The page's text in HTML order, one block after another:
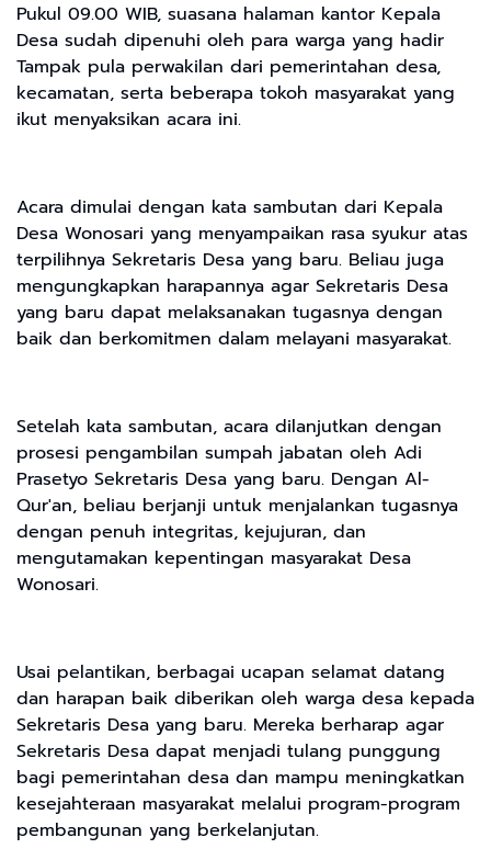
Pukul 09.00 WIB, suasana halaman kantor Kepala
Desa sudah dipenuhi oleh para warga yang hadir
Tampak pula perwakilan dari pemerintahan desa,
kecamatan, serta beberapa tokoh masyarakat yang
ikut menyaksikan acara ini.
Acara dimulai dengan kata sambutan dari Kepala
Desa Wonosari yang menyampaikan rasa syukur atas
terpilihnya Sekretaris Desa yang baru. Beliau juga
mengungkapkan harapannya agar Sekretaris Desa
yang baru dapat melaksanakan tugasnya dengan
baik dan berkomitmen dalam melayani masyarakat.
Setelah kata sambutan, acara dilanjutkan dengan
prosesi pengambilan sumpah jabatan oleh Adi
Prasetyo Sekretaris Desa yang baru. Dengan Al-
Qur'an, beliau berjanji untuk menjalankan tugasnya
dengan penuh integritas, kejujuran, dan
mengutamakan kepentingan masyarakat Desa
Wonosari.
Usai pelantikan, berbagai ucapan selamat datang
dan harapan baik diberikan oleh warga desa kepada
Sekretaris Desa yang baru. Mereka berharap agar
Sekretaris Desa dapat menjadi tulang punggung
bagi pemerintahan desa dan mampu meningkatkan
kesejahteraan masyarakat melalui program-program
pembangunan yang berkelanjutan.